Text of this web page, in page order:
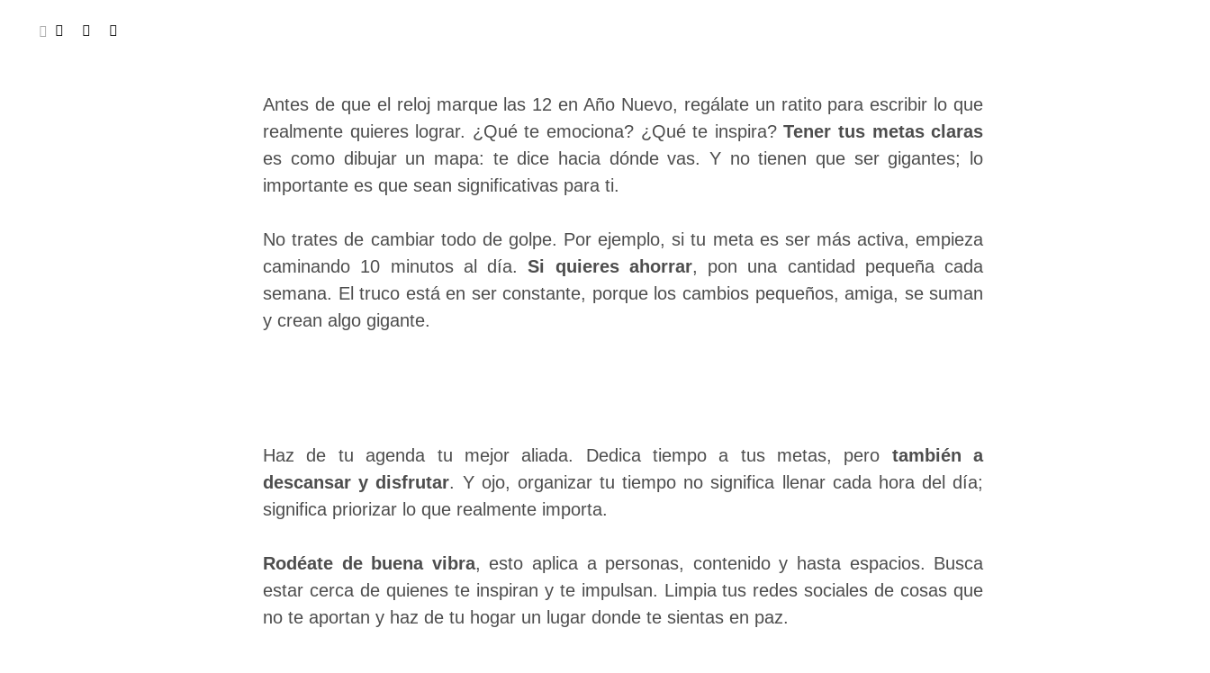
Antes de que el reloj marque las 12 en Año Nuevo, regálate un ratito para escribir lo que
realmente quieres lograr. ¿Qué te emociona? ¿Qué te inspira?Tener tus metas claras
es como dibujar un mapa: te dice hacia dónde vas. Y no tienen que ser gigantes; lo
importante es que sean significativas para ti.
No trates de cambiar todo de golpe. Por ejemplo, si tu meta es ser más activa, empieza
caminando 10 minutos al día. Si quieres ahorrar, pon una cantidad pequeña cada
semana. El truco está en ser constante, porque los cambios pequeños, amiga, se suman
y crean algo gigante.
Haz de tu agenda tu mejor aliada. Dedica tiempo a tus metas, pero también a
descansar y disfrutar. Y ojo, organizar tu tiempo no significa llenar cada hora del día;
significa priorizar lo que realmente importa.
Rodéate de buena vibra, esto aplica a personas, contenido y hasta espacios. Busca
estar cerca de quienes te inspiran y te impulsan. Limpia tus redes sociales de cosas que
no te aportan y haz de tu hogar un lugar donde te sientas en paz.